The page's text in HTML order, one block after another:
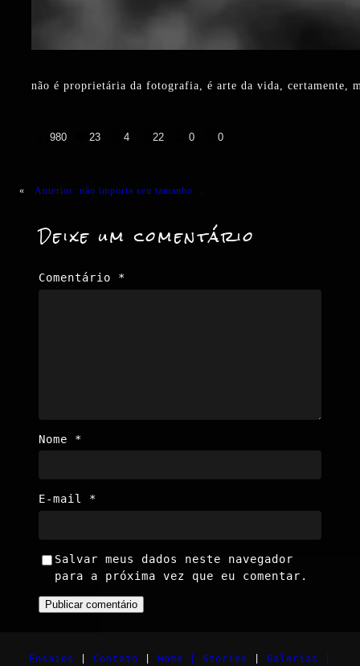
não é proprietária da fotografia, é arte da vida, certamente,
980 23 4 22 0 0
« Anterior: não importa seu tamanho …
Deixe um comentário
Comentário *
Nome *
E-mail *
Salvar meus dados neste navegador
para a próxima vez que eu comentar.
Ensaios Contato Home | Stories
Galerias |